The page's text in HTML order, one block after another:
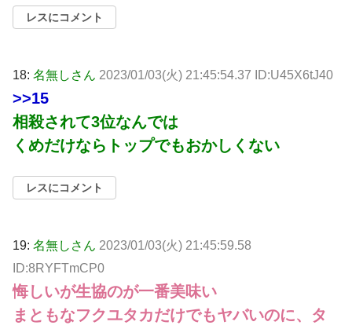
レスにコメント
18: 名無しさん 2023/01/03(火) 21:45:54.37 ID:U45X6tJ40
>>15
相殺されて3位なんでは
くめだけならトップでもおかしくない
レスにコメント
19: 名無しさん 2023/01/03(火) 21:45:59.58
ID:8RYFTmCP0
悔しいが生協のが一番美味い
まともなフクユタカだけでもヤバいのに、タ